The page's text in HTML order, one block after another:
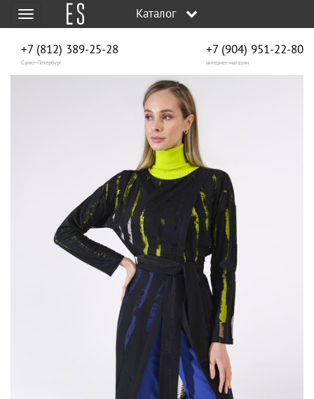
Меню Каталог
+7 (812) 389-25-28
Санкт-Петербург
+7 (904) 951‑22‑80
интернет-магазин